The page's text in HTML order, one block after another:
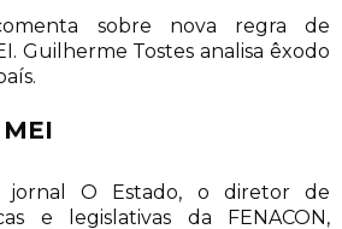
sobre nova regra de
Guilherme Tostes analisa êxodo
jornal O Estado, o diretor de
e legislativas da FENACON,